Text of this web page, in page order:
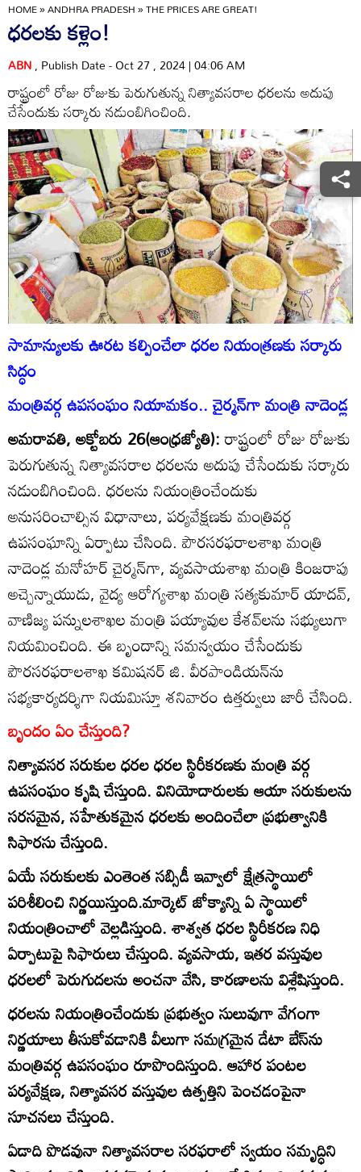
HOME»ANDHRA PRADESH»THE PRICES ARE GREAT!
ధరలకు కళ్లెం!
ABN, Publish Date - Oct 27 , 2024 | 04:06 AM
రాష్ట్రంలో రోజు రోజుకు పెరుగుతున్న నిత్యావసరాల ధరలను అదుపు
చేసేందుకు సర్కారు నడుంబిగించింది.
సామాన్యులకు ఊరట కల్పించేలా ధరల నియంత్రణకు సర్కారు
సిద్ధం
మంత్రివర్గ ఉపసంఘం నియామకం.. చైర్మన్‌గా మంత్రి నాదెండ్ల
అమరావతి, అక్టోబరు 26(ఆంధ్రజ్యోతి):రాష్ట్రంలో రోజు రోజుకు
పెరుగుతున్న నిత్యావసరాల ధరలను అదుపు చేసేందుకు సర్కారు
నడుంబిగించింది. ధరలను నియంత్రించేందుకు
అనుసరించాల్సిన విధానాలు, పర్యవేక్షణకు మంత్రివర్గ
ఉపసంఘాన్ని ఏర్పాటు చేసింది. పౌరసరఫరాలశాఖ మంత్రి
నాదెండ్ల మనోహర్‌ చైర్మన్‌గా, వ్యవసాయశాఖ మంత్రి కింజరాపు
అచ్చెన్నాయుడు, వైద్య ఆరోగ్యశాఖ మంత్రి సత్యకుమార్‌ యాదవ్‌,
వాణిజ్య పన్నులశాఖల మంత్రి పయ్యావుల కేశవ్‌లను సభ్యులుగా
నియమించింది. ఈ బృందాన్ని సమన్వయం చేసేందుకు
పౌరసరఫరాలశాఖ కమిషనర్‌ జి. వీరపాండియన్‌ను
సభ్యకార్యదర్శిగా నియమిస్తూ శనివారం ఉత్తర్వులు జారీ చేసింది.
బృందం ఏం చేస్తుంది?
నిత్యావసర సరుకుల ధరల ధరల స్థిరీకరణకు మంత్రి వర్గ
ఉపసంఘం కృషి చేస్తుంది. వినియోదారులకు ఆయా సరుకులను
సరసమైన, సహేతుకమైన ధరలకు అందించేలా ప్రభుత్వానికి
సిఫారసు చేస్తుంది.
ఏయే సరుకులకు ఎంతెంత సబ్సిడీ ఇవ్వాలో క్షేత్రస్థాయిలో
పరిశీలించి నిర్ణయిస్తుంది.మార్కెట్‌ జోక్యాన్ని ఏ స్థాయిలో
నియంత్రించాలో వెల్లడిస్తుంది. శాశ్వత ధరల స్థిరీకరణ నిధి
ఏర్పాటుపై సిఫారులు చేస్తుంది. వ్యవసాయ, ఇతర వస్తువుల
ధరలలో పెరుగుదలను అంచనా వేసి, కారణాలను విశ్లేషిస్తుంది.
ధరలను నియంత్రించేందుకు ప్రభుత్వం సులువుగా వేగంగా
నిర్ణయాలు తీసుకోవడానికి వీలుగా సమగ్రమైన డేటా బేస్‌ను
మంత్రివర్గ ఉపసంఘం రూపొందిస్తుంది. ఆహార పంటల
పర్యవేక్షణ, నిత్యావసర వస్తువుల ఉత్పత్తిని పెంచడంపైనా
సూచనలు చేస్తుంది.
ఏడాది పొడవునా నిత్యావసరాల సరఫరాలో స్వయం సమృద్ధిని